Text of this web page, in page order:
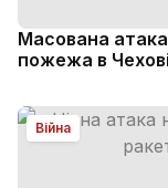
Масована
пожежа в Чехові
Війна